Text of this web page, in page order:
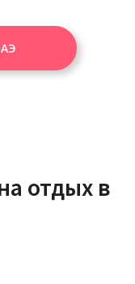
отдых в